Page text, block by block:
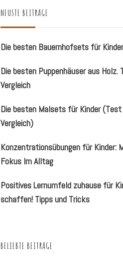
NEUSTE BEITRÄGE
Die besten Bauernhofsets für Kinder
Die besten Puppenhäuser aus Holz.
Vergleich
Die besten Malsets für Kinder (Test
Vergleich)
Konzentrationsübungen für Kinder:
Fokus Im Alltag
Positives Lernumfeld zuhause für
schaffen! Tipps und Tricks
BELIEBTE BEITRÄGE